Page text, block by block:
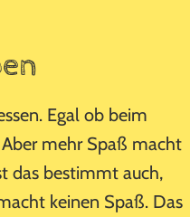
Egal ob beim
mehr Spaß macht
das bestimmt auch,
keinen Spaß. Das